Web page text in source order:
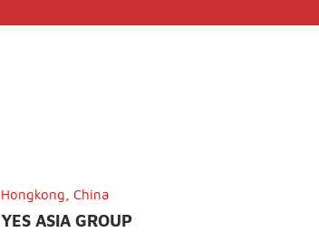
Hongkong, China
YES ASIA GROUP